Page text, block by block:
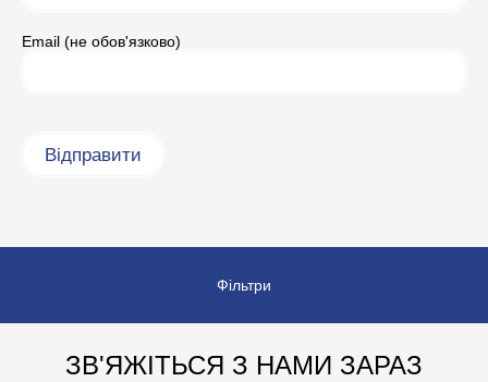
Email (не обов'язково)
Фільтри
ЗВ'ЯЖІТЬСЯ З НАМИ ЗАРАЗ